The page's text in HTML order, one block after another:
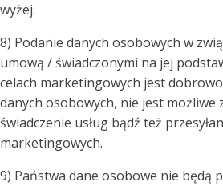
wyżej.
8) Podanie danych osobowych w
umową / świadczonymi na jej
celach marketingowych jest
danych osobowych, nie jest możliwe
świadczenie usług bądź też
marketingowych.
9) Państwa dane osobowe nie będą